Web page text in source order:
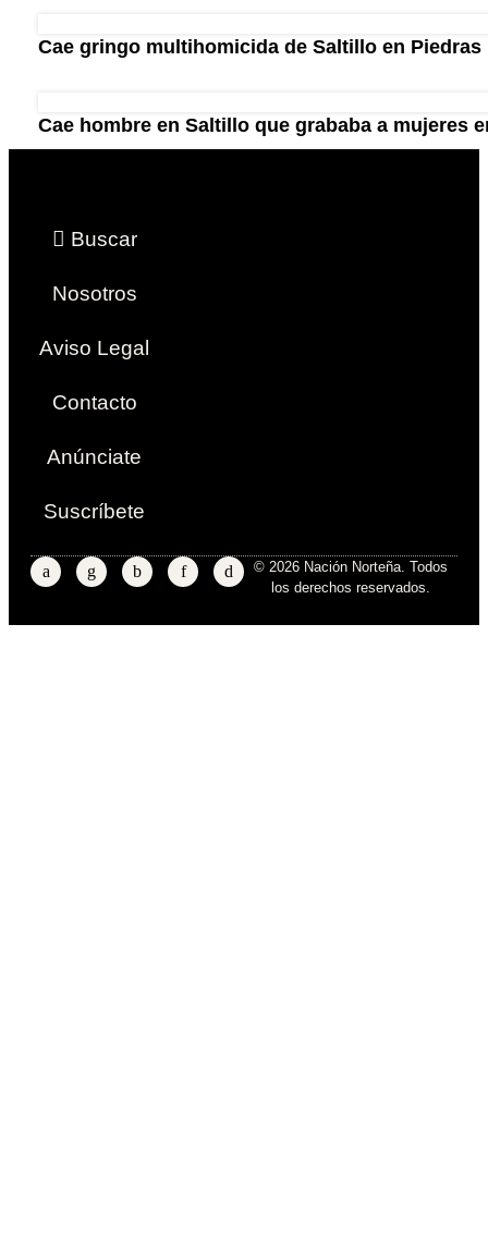
Cae gringo multihomicida de Saltillo en Piedras
Cae hombre en Saltillo que grababa a mujeres
Buscar
Nosotros
Aviso Legal
Contacto
Anúnciate
Suscríbete
© 2026 Nación Norteña. Todos
los derechos reservados.